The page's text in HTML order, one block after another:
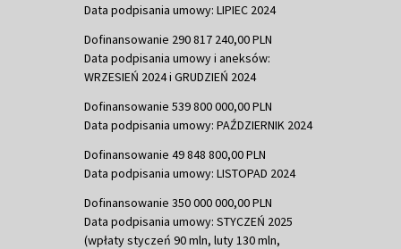
Data podpisania umowy: LIPIEC 2024
Dofinansowanie 290 817 240,00 PLN
Data podpisania umowy i aneksów:
WRZESIEŃ 2024 i GRUDZIEŃ 2024
Dofinansowanie 539 800 000,00 PLN
Data podpisania umowy: PAŹDZIERNIK 2024
Dofinansowanie 49 848 800,00 PLN
Data podpisania umowy: LISTOPAD 2024
Dofinansowanie 350 000 000,00 PLN
Data podpisania umowy: STYCZEŃ 2025
(wpłaty styczeń 90 mln, luty 130 mln,